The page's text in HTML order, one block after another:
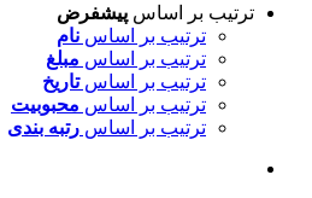
ترتیب بر اساس پیشفرض
ترتیب بر اساس نام
ترتیب بر اساس مبلغ
ترتیب بر اساستاریخ
ترتیب بر اساس محبوبیت
ترتیب بر اساس رتبه بندی